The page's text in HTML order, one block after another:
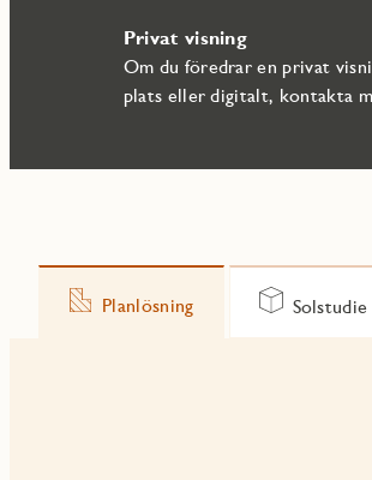
Privat visning
Om du föredrar en privat
plats eller digitalt, kontakta
Planlösning Solstudie